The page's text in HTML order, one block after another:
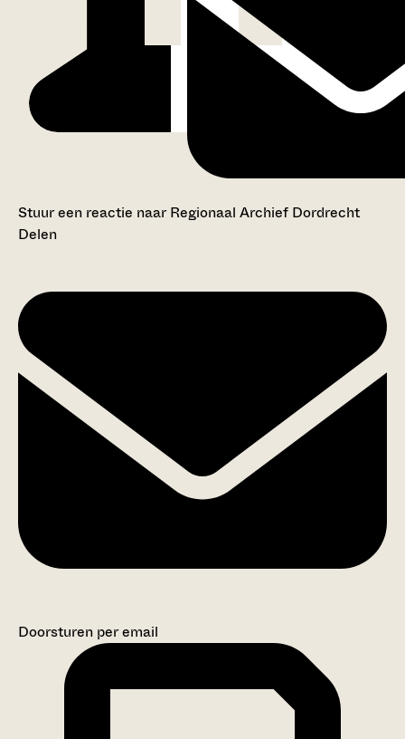
Stuur een reactie naar Regionaal Archief Dordrecht
Delen
Doorsturen per email